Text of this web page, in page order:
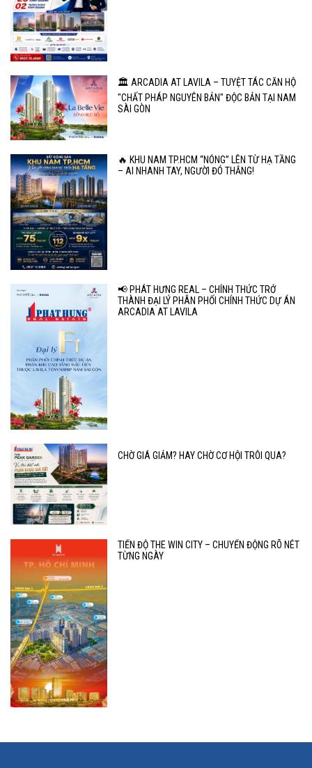
🏛️ ARCADIA AT LAVILA – TUYỆT TÁC CĂN HỘ
"CHẤT PHÁP NGUYÊN BẢN" ĐỘC BẢN TẠI NAM
SÀI GÒN
🔥 KHU NAM TP.HCM “NÓNG” LÊN TỪ HẠ TẦNG
– AI NHANH TAY, NGƯỜI ĐÓ THẮNG!
📢 PHÁT HƯNG REAL – CHÍNH THỨC TRỞ
THÀNH ĐẠI LÝ PHÂN PHỐI CHÍNH THỨC DỰ ÁN
ARCADIA AT LAVILA
CHỜ GIÁ GIẢM? HAY CHỜ CƠ HỘI TRÔI QUA?
TIẾN ĐỘ THE WIN CITY – CHUYỂN ĐỘNG RÕ NÉT
TỪNG NGÀY